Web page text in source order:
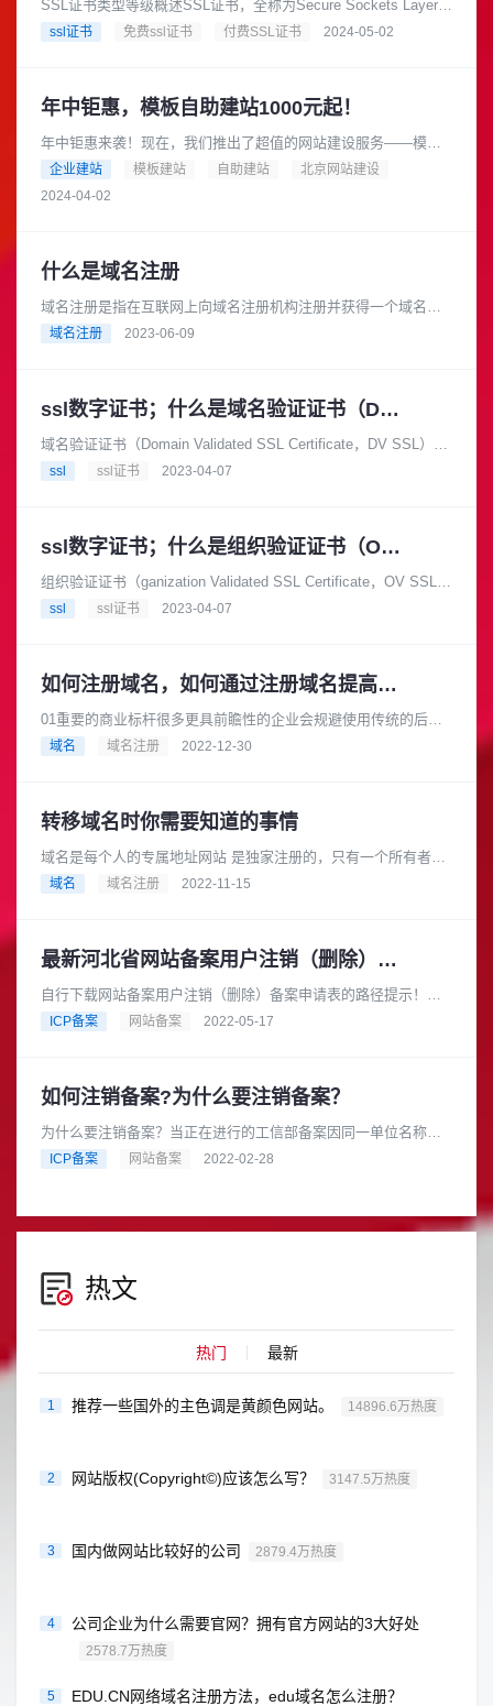
SSL证书类型等级概述SSL证书，全称为Secure Sockets Layer证
书，是一种数字证书，用于确保数据在客户端和服务器之间传输
ssl证书 免费ssl证书 付费SSL证书 2024-05-02
年中钜惠，模板自助建站1000元起！
年中钜惠来袭！现在，我们推出了超值的网站建设服务——模板
自助建站，只需1000元起！是的，你没有听错，只要1000元，就
可以拥有一个专业的网......
企业建站 模板建站 自助建站
北京网站建设
2024-04-02
什么是域名注册
域名注册是指在互联网上向域名注册机构注册并获得一个域名的
过程。域名是互联网上的一个地址，类似于门牌号码，方便用户
域名注册 2023-06-09
ssl数字证书；什么是域名验证证书（DV SSL）
域名验证证书（Domain Validated SSL Certificate，DV SSL）是
最基本的SSL证书类型之一。它通过验证网站的......
ssl ssl证书 2023-04-07
ssl数字证书；什么是组织验证证书（OV SSL）
组织验证证书（ganization Validated SSL Certificate，OV SSL）
是一种SSL证书类型，它比域名验证证书......
ssl ssl证书 2023-04-07
如何注册域名，如何通过注册域名提高品牌竞争力？
01重要的商业标杆很多更具前瞻性的企业会规避使用传统的后缀
域名，以此通过域名开启差异化竞争。而更为重要的是，注重数
域名 域名注册 2022-12-30
转移域名时你需要知道的事情
域名是每个人的专属地址网站 是独家注册的，只有一个所有者。
所以当你要转移域名时，企业往往要办理转移手续。关注传诚信
域名 域名注册 2022-11-15
最新河北省网站备案用户注销（删除）流程
自行下载网站备案用户注销（删除）备案申请表的路径提示！河
北省网站备案用户注销（删除）流程（疫情前版本）填写河北省
ICP备案 网站备案 2022-05-17
如何注销备案?为什么要注销备案？
为什么要注销备案？当正在进行的工信部备案因同一单位名称名
下的已备案域名网站影响而无法新增备案时可以考虑注销之前的
ICP备案 网站备案 2022-02-28
热文
热门 最新
1 推荐一些国外的主色调是黄颜色网站。 14896.6万热度
2 网站版权(Copyright©)应该怎么写？ 3147.5万热度
3 国内做网站比较好的公司 2879.4万热度
4 公司企业为什么需要官网？拥有官方网站的3大好处
2578.7万热度
5 EDU.CN网络域名注册方法，edu域名怎么注册？